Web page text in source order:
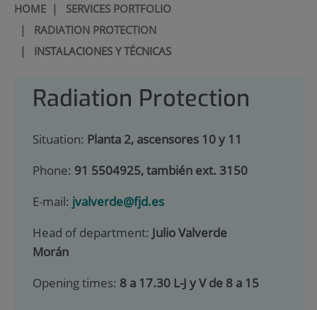
HOME| SERVICES PORTFOLIO
| RADIATION PROTECTION
| INSTALACIONES Y TÉCNICAS
Radiation Protection
Situation: Planta 2, ascensores 10 y 11
Phone: 91 5504925, también ext. 3150
E-mail: jvalverde@fjd.es
Head of department: Julio Valverde
Morán
Opening times: 8 a 17.30 L-J y V de 8 a 15